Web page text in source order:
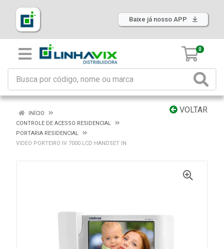
Baixe já nosso APP
0
VOLTAR
INÍCIO
CONTROLE DE ACESSO RESIDENCIAL
PORTARIA RESIDENCIAL
VIDEO PORTEIRO IV 7000 LCD HANDSET IN